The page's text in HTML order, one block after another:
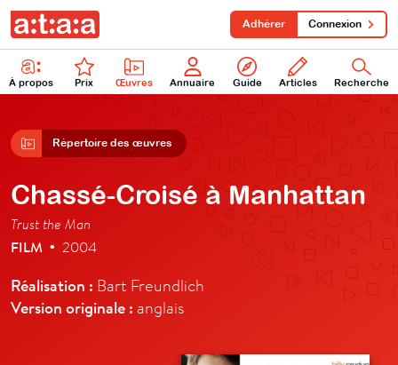
À propos Prix Œuvres Annuaire Guide Articles Recherche
Adhérer Connexion
Répertoire des œuvres
Chassé-Croisé à Manhattan
Trust the Man
FILM • 2004
Réalisation : Bart Freundlich
Version originale : anglais